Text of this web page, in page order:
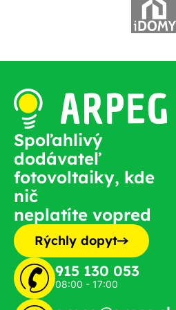
Spoľahlivý
dodávateľ
fotovoltaiky, kde
nič
neplatíte vopred
Rýchly dopyt
915 130 053
08:00 - 17:00